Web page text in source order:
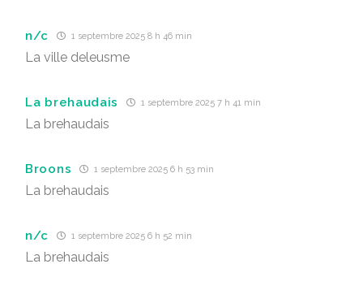
n/c 1 septembre 2025 8 h 46 min
La ville deleusme
La brehaudais 1 septembre 2025 7 h 41 min
La brehaudais
Broons 1 septembre 2025 6 h 53 min
La brehaudais
n/c 1 septembre 2025 6 h 52 min
La brehaudais